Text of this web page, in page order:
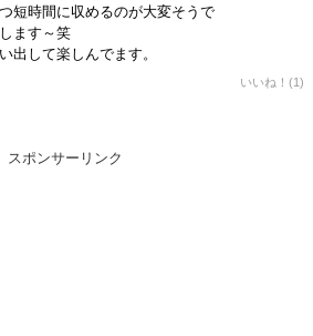
短時間に収めるのが大変そうで
ます～笑
して楽しんでます。
いいね！(1)
スポンサーリンク